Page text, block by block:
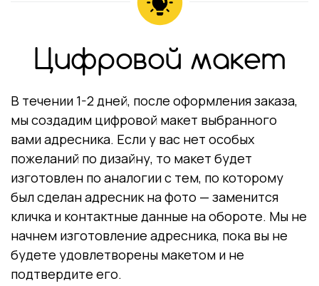
Цифровой макет
В течении 1-2 дней, после оформления заказа,
мы создадим цифровой макет выбранного
вами адресника. Если у вас нет особых
пожеланий по дизайну, то макет будет
изготовлен по аналогии с тем, по которому
был сделан адресник на фото — заменится
кличка и контактные данные на обороте. Мы не
начнем изготовление адресника, пока вы не
будете удовлетворены макетом и не
подтвердите его.